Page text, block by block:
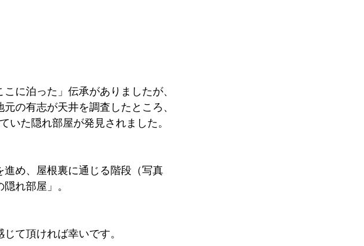
に泊った」伝承がありましたが、
の有志が天井を調査したところ、
いた隠れ部屋が発見されました。
め、屋根裏に通じる階段（写真
れ部屋」。
て頂ければ幸いです。